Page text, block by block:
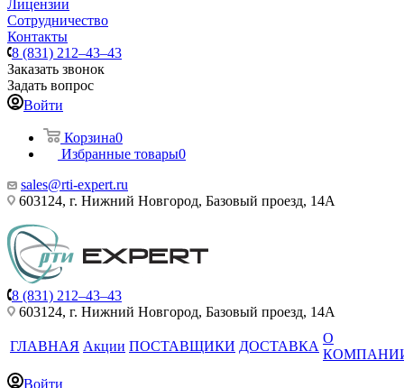
Лицензии
Сотрудничество
Контакты
8 (831) 212–43–43
Заказать звонок
Задать вопрос
Войти
Корзина0
Избранные товары0
sales@rti-expert.ru
603124, г. Нижний Новгород, Базовый проезд, 14А
8 (831) 212–43–43
603124, г. Нижний Новгород, Базовый проезд, 14А
ГЛАВНАЯ Акции ПОСТАВЩИКИ ДОСТАВКА
О
Войти